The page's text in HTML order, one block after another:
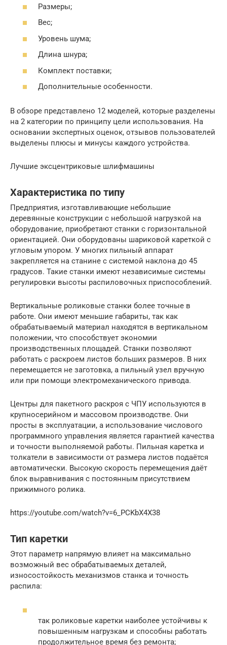
Размеры;
Вес;
Уровень шума;
Длина шнура;
Комплект поставки;
Дополнительные особенности.
В обзоре представлено 12 моделей, которые разделены
на 2 категории по принципу цели использования. На
основании экспертных оценок, отзывов пользователей
выделены плюсы и минусы каждого устройства.
Лучшие эксцентриковые шлифмашины
Характеристика по типу
Предприятия, изготавливающие небольшие
деревянные конструкции с небольшой нагрузкой на
оборудование, приобретают станки с горизонтальной
ориентацией. Они оборудованы шариковой кареткой с
угловым упором. У многих пильный аппарат
закрепляется на станине с системой наклона до 45
градусов. Такие станки имеют независимые системы
регулировки высоты распиловочных приспособлений.
Вертикальные роликовые станки более точные в
работе. Они имеют меньшие габариты, так как
обрабатываемый материал находятся в вертикальном
положении, что способствует экономии
производственных площадей. Станки позволяют
работать с раскроем листов больших размеров. В них
перемещается не заготовка, а пильный узел вручную
или при помощи электромеханического привода.
Центры для пакетного раскроя с ЧПУ используются в
крупносерийном и массовом производстве. Они
просты в эксплуатации, а использование числового
программного управления является гарантией качества
и точности выполняемой работы. Пильная каретка и
толкатели в зависимости от размера листов подаётся
автоматически. Высокую скорость перемещения даёт
блок выравнивания с постоянным присутствием
прижимного ролика.
https://youtube.com/watch?v=6_PCKbX4X38
Тип каретки
Этот параметр напрямую влияет на максимально
возможный вес обрабатываемых деталей,
износостойкость механизмов станка и точность
распила:
так роликовые каретки наиболее устойчивы к
повышенным нагрузкам и способны работать
продолжительное время без ремонта;